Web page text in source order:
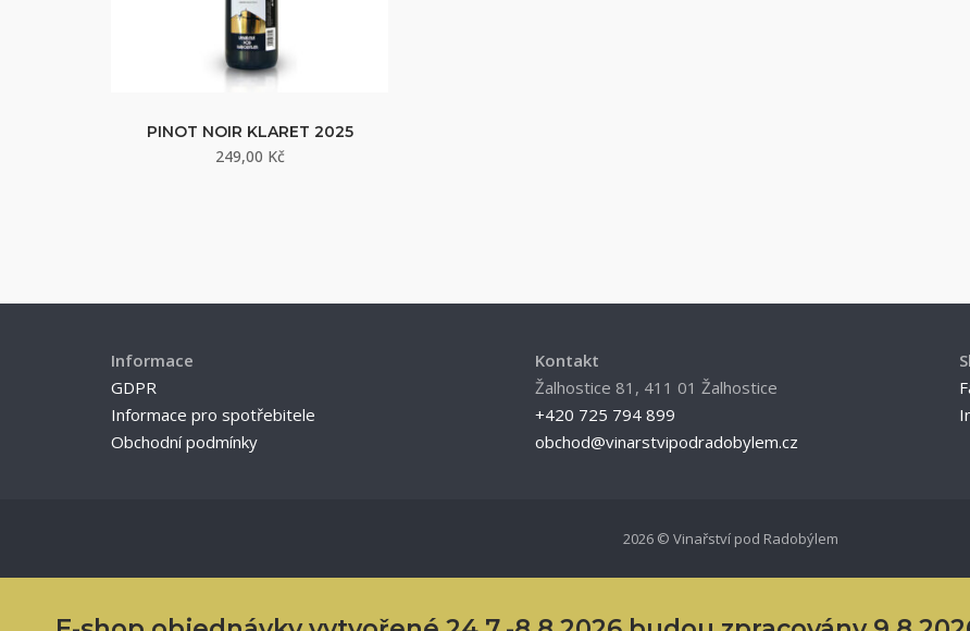
PINOT NOIR KLARET 2025
249,00 Kč
Informace
GDPR
Informace pro spotřebitele
Obchodní podmínky
Kontakt
Žalhostice 81, 411 01 Žalhostice
+420 725 794 899
obchod@vinarstvipodradobylem.cz
2026 © Vinařství pod Radobýlem